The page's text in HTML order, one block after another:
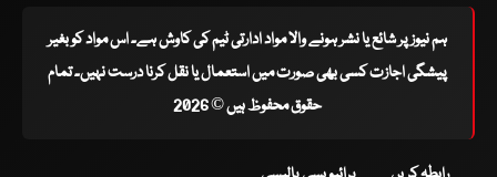
ہم نیوز پر شائع یا نشر ہونے والا مواد ادارتی ٹیم کی کاوش ہے۔ اس مواد کو بغیر
پیشگی اجازت کسی بھی صورت میں استعمال یا نقل کرنا درست نہیں۔ تمام
حقوق محفوظ ہیں © 2026